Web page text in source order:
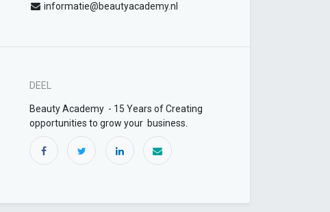
informatie@beautyacademy.nl
DEEL
Beauty Academy - 15 Years of Creating
opportunities to grow your business.